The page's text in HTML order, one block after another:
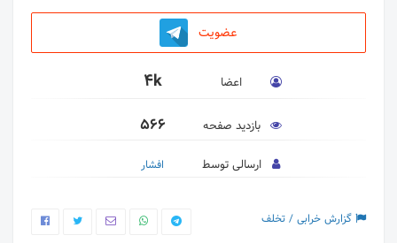
عضویت
اعضا 4k
بازدید صفحه 566
ارسالی توسط افشار
گزارش خرابی / تخلف